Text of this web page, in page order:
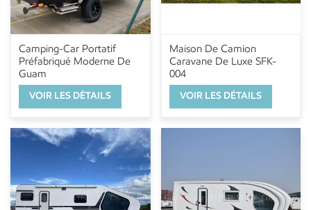
Camping-Car Portatif
Préfabriqué Moderne De
Guam
VOIR LES DÉTAILS
Maison De Camion
Caravane De Luxe SFK-
004
VOIR LES DÉTAILS